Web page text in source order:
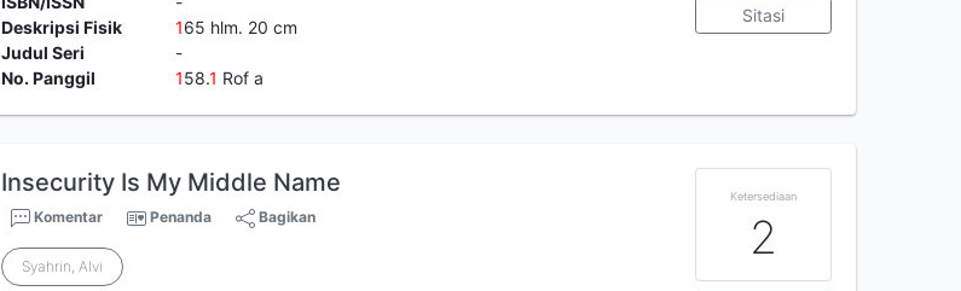
Deskripsi Fisik
165 hlm. 20 cm
Judul Seri
-
No. Panggil
158.1 Rof a
Sitasi
Insecurity Is My Middle Name
Komentar Penanda Bagikan
Syahrin, Alvi
Ketersediaan
2